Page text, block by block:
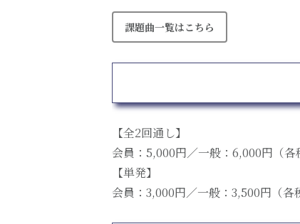
課題曲一覧はこちら
【全2回通し】
会員：5,000円／一般：6,000円（各
【単発】
会員：3,000円／一般：3,500円（各